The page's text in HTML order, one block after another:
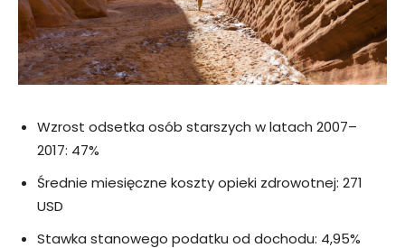
Wzrost odsetka osób starszych w latach 2007–
2017: 47%
Średnie miesięczne koszty opieki zdrowotnej: 271
USD
Stawka stanowego podatku od dochodu: 4,95%